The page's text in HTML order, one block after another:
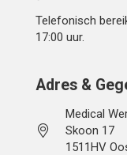
Telefonisch
17:00 uur.
Adres &
Medical
Skoon 17
1511HV